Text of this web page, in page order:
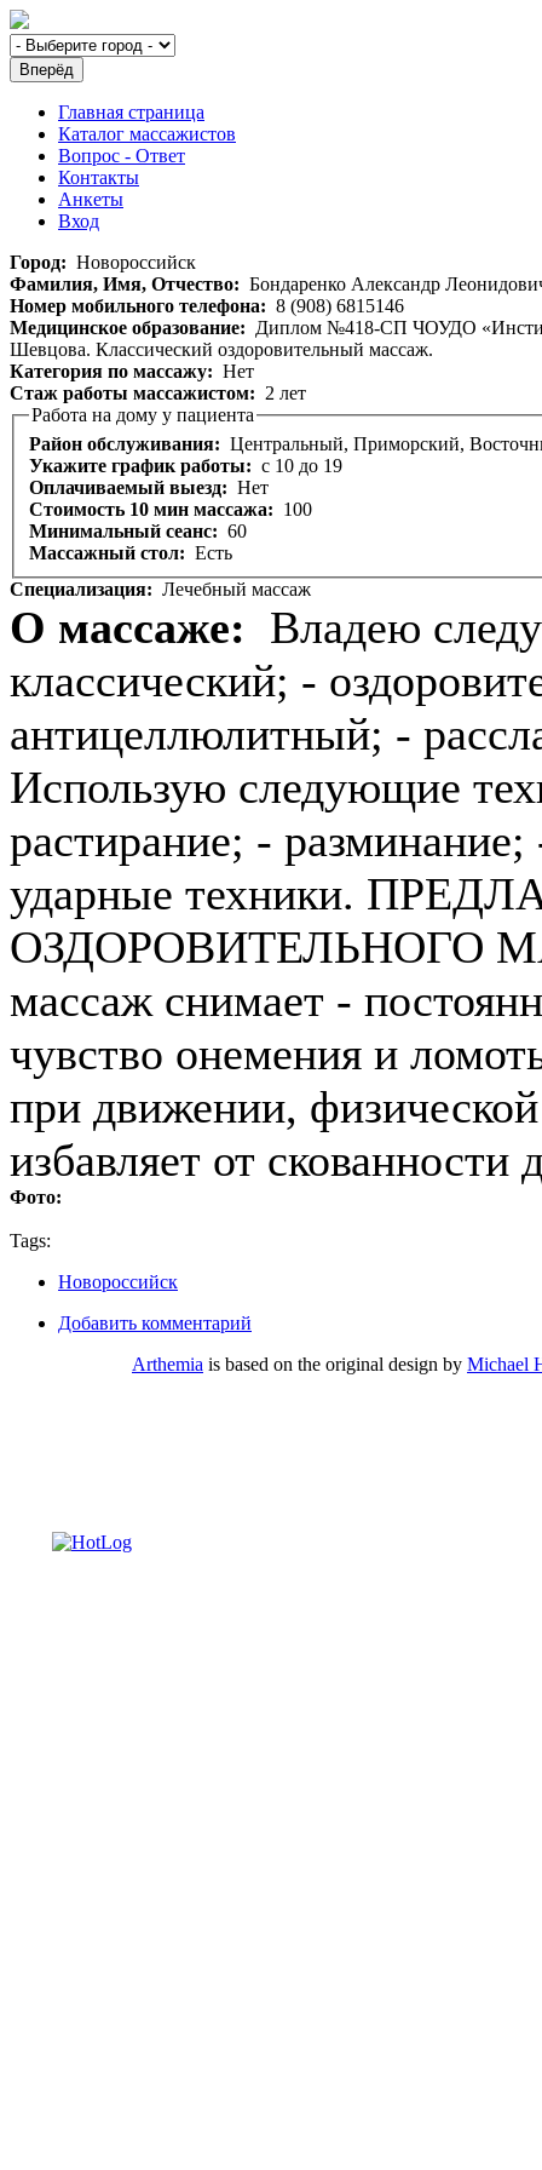
Главная страница
Каталог массажистов
Вопрос - Ответ
Контакты
Анкеты
Вход
Город: Новороссийск
Фамилия, Имя, Отчество: Бондаренко Александр
Номер мобильного телефона: 8 (908) 6815146
Медицинское образование: Диплом №418-СП ЧОУДО
Шевцова. Классический оздоровительный массаж.
Категория по массажу: Нет
Стаж работы массажистом: 2 лет
Работа на дому у пациента
Район обслуживания: Центральный, Приморский,
Укажите график работы: с 10 до 19
Оплачиваемый выезд: Нет
Стоимость 10 мин массажа: 100
Минимальный сеанс: 60
Массажный стол: Есть
Специализация: Лечебный массаж
О массаже: Владею
классический; -
антицеллюлитный; -
Использую следующие
растирание; -
ударные техники.
ОЗДОРОВИТЕЛЬНОГО
массаж снимает -
чувство онемения и
при движении,
избавляет от
Фото:
Tags:
Новороссийск
Добавить комментарий
Arthemia is based on the original design by Michael